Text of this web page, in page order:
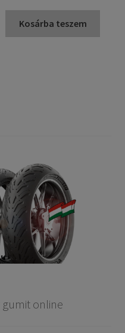
Kosárba teszem
online